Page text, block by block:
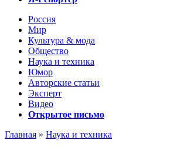
Россия
Мир
Культура & мода
Общество
Наука и техника
Юмор
Авторские статьи
Эксперт
Видео
Открытое письмо
Главная » Наука и техника